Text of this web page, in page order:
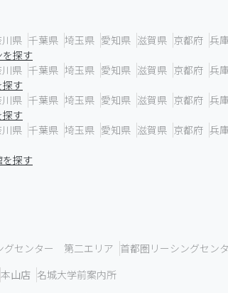
県 千葉県 埼玉県 愛知県 滋賀県 京都府 兵
を探す
県 千葉県 埼玉県 愛知県 滋賀県 京都府 兵
探す
県 千葉県 埼玉県 愛知県 滋賀県 京都府 兵
探す
県 千葉県 埼玉県 愛知県 滋賀県 京都府 兵
を探す
グセンター 第二エリア 首都圏リーシングセン
本山店 名城大学前案内所